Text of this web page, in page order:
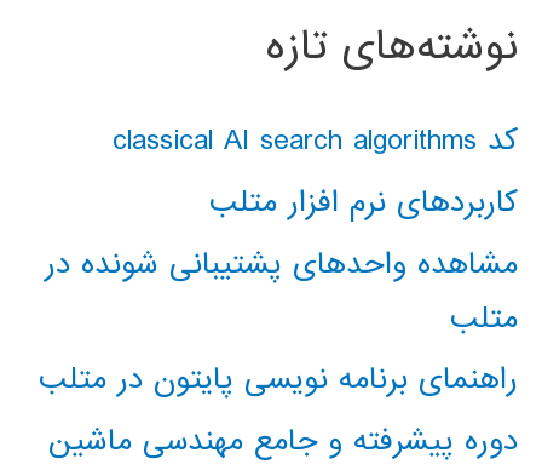
نوشته‌های تازه
کد classical AI search algorithms
کاربردهای نرم افزار متلب
مشاهده واحدهای پشتیبانی شونده در
متلب
راهنمای برنامه نویسی پایتون در متلب
دوره پیشرفته و جامع مهندسی ماشین